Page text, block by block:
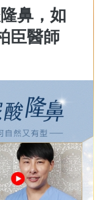
鼻，如
臣醫師